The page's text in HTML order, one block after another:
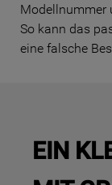
Modellnummer
So kann das
eine falsche
EIN